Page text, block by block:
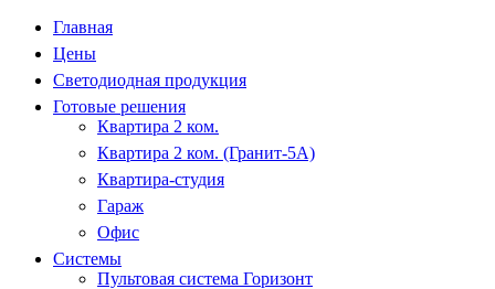
Главная
Цены
Светодиодная продукция
Готовые решения
Квартира 2 ком.
Квартира 2 ком. (Гранит-5А)
Квартира-студия
Гараж
Офис
Системы
Пультовая система Горизонт